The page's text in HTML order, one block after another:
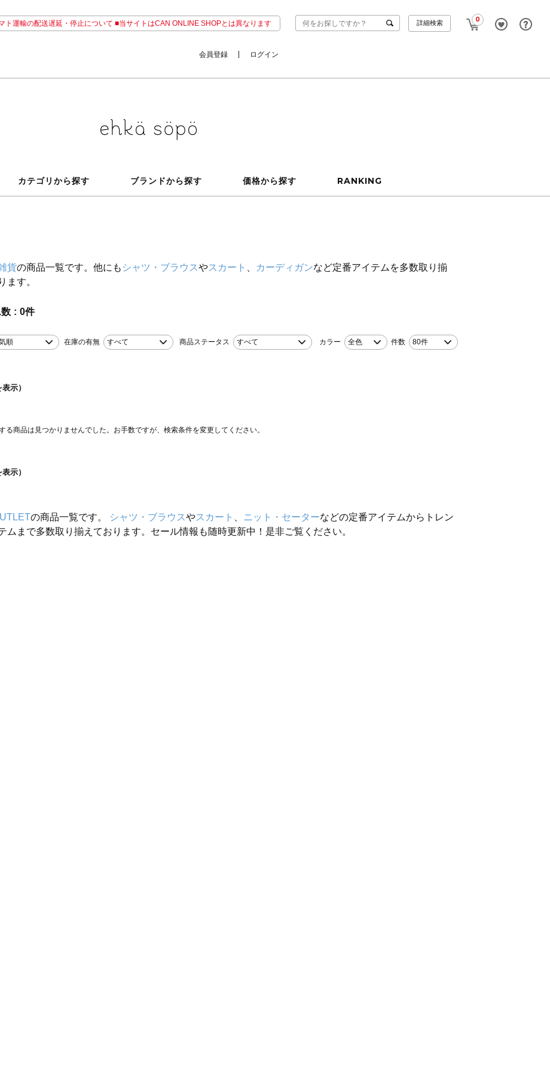
ト運輸の配送遅延・停止について ■当サイトはCAN ONLINE SHOPとは異なります 0
詳細検索
会員登録 ログイン
カテゴリから探す ブランドから探す 価格から探す RANKING
貨の商品一覧です。他にも シャツ・ブラウスやスカート カーディガンなど定番アイテムを多数取り揃
ます。
0件
順 在庫の有無 すべて 商品ステータス すべて カラー 全色 件数 80件
示）
る商品は見つかりませんでした。お手数ですが、検索条件を変更してください。
示）
の商品一覧です。 シャツ・ブラウスやスカート ニット・セーターなどの定番アイテムからトレン
ムまで多数取り揃えております。セール情報も随時更新中！是非ご覧ください。